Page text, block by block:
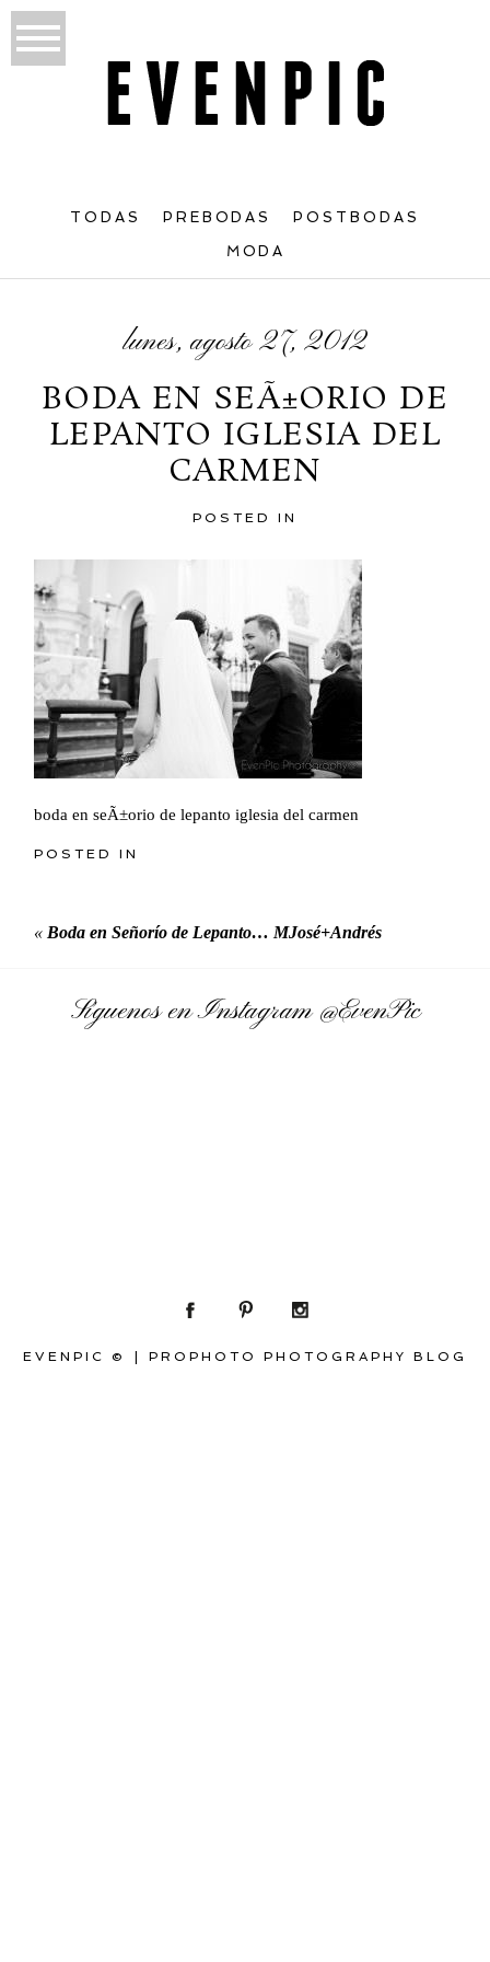
TODAS PREBODAS POSTBODAS
MODA
lunes, agosto 27, 2012
BODA EN SEÃ±ORIO DE
LEPANTO IGLESIA DEL
CARMEN
POSTED IN
boda en seÃ±orio de lepanto iglesia del carmen
POSTED IN
« Boda en Señorío de Lepanto… MJosé+Andrés
Síguenos en Instagram@EvenPic
EVENPIC © PROPHOTO PHOTOGRAPHY BLOG